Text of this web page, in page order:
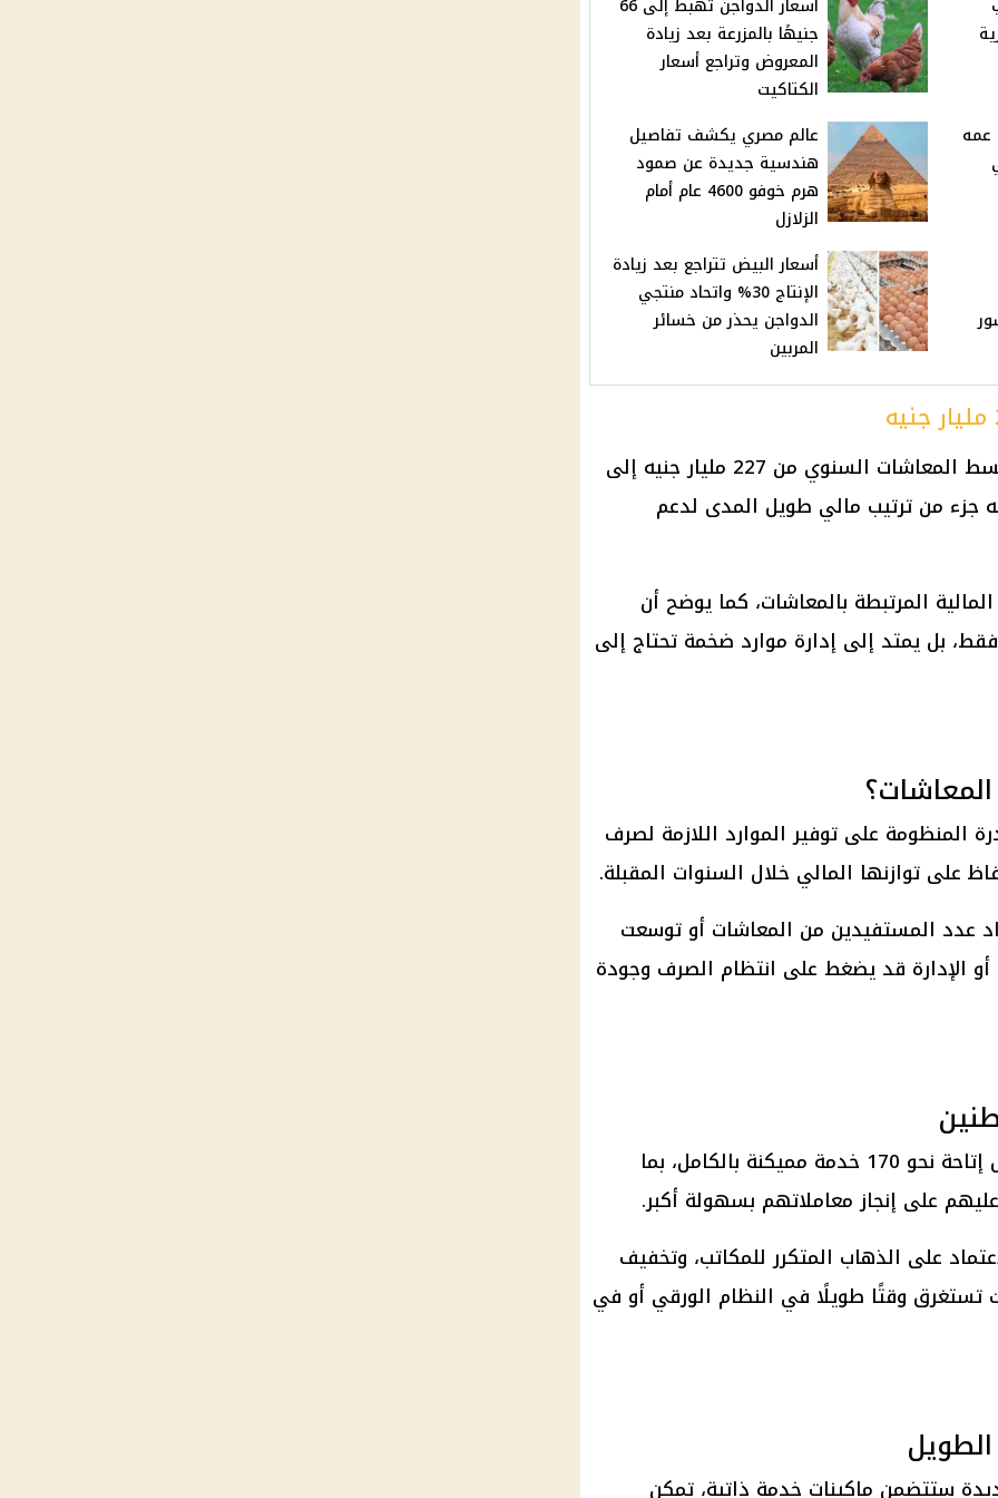
أسعار الدواجن تهبط إلى 66
جنيهًا بالمزرعة بعد زيادة
المعروض وتراجع أسعار
الكتاكيت
عمه
عالم مصري يكشف تفاصيل
هندسية جديدة عن صمود
هرم خوفو 4600 عام أمام
الزلازل
أسعار البيض تتراجع بعد زيادة
الإنتاج 30% واتحاد منتجي
الدواجن يحذر من خسائر
المربين
المعاشات
السنوي من 227 مليار جنيه إلى
جزء من ترتيب مالي طويل المدى لدعم
المرتبطة بالمعاشات، كما يوضح أن
بل يمتد إلى إدارة موارد ضخمة تحتاج إلى
المنظومة على توفير الموارد اللازمة لصرف
على توازنها المالي خلال السنوات المقبلة.
عدد المستفيدين من المعاشات أو توسعت
أو الإدارة قد يضغط على انتظام الصرف وجودة
إن التطوير يشمل إتاحة نحو 170 خدمة مميكنة بالكامل، بما
على إنجاز معاملاتهم بسهولة أكبر.
على الذهاب المتكرر للمكاتب، وتخفيف
تستغرق وقتًا طويلًا في النظام الورقي أو في
ستتضمن ماكينات خدمة ذاتية، تمكن